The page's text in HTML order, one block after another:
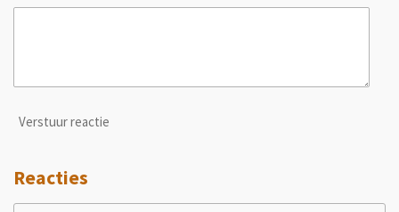
Verstuur reactie
Reacties